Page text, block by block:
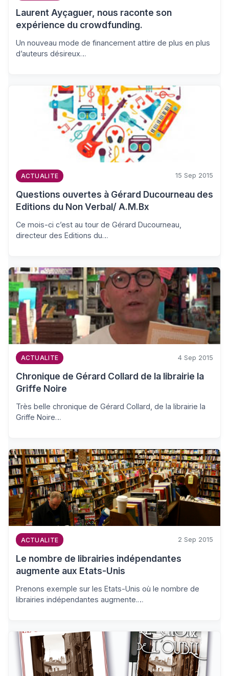
Laurent Ayçaguer, nous raconte son
expérience du crowdfunding.
Un nouveau mode de financement attire de plus en plus
d’auteurs désireux…
ACTUALITE 15 Sep 2015
Questions ouvertes à Gérard Ducourneau des
Editions du Non Verbal/ A.M.Bx
Ce mois-ci c’est au tour de Gérard Ducourneau,
directeur des Editions du…
ACTUALITE 4 Sep 2015
Chronique de Gérard Collard de la librairie la
Griffe Noire
Très belle chronique de Gérard Collard, de la librairie la
Griffe Noire…
ACTUALITE 2 Sep 2015
Le nombre de librairies indépendantes
augmente aux Etats-Unis
Prenons exemple sur les Etats-Unis où le nombre de
librairies indépendantes augmente.…